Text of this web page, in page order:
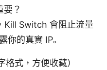
？
Kill Switch 會阻止流量
你的真實 IP。
式，方便收藏）